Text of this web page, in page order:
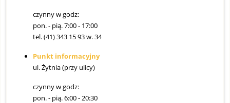
czynny w godz:
pon. - pią. 7:00 - 17:00
tel. (41) 343 15 93 w. 34
Punkt informacyjny
ul. Żytnia (przy ulicy)
czynny w godz:
pon. - pią. 6:00 - 20:30